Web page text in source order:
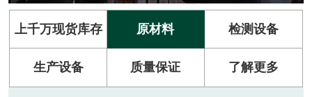
上千万现货库存 原材料 检测设备
生产设备 质量保证 了解更多